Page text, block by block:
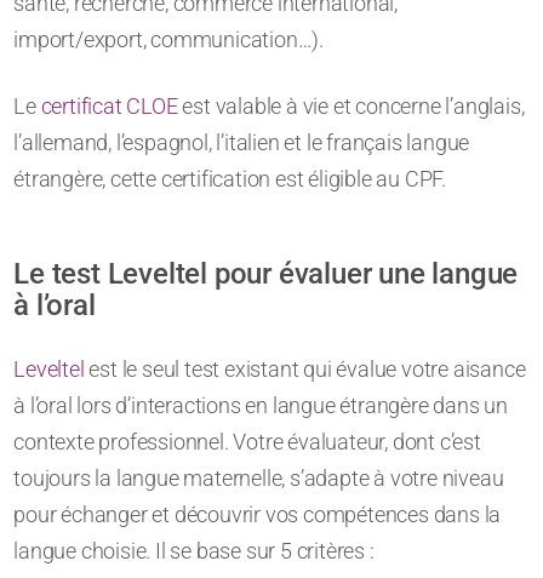
import/export, communication…).
Lecertificat CLOEest valable à vie et concerne l’anglais,
l’allemand, l’espagnol, l’italien et le français langue
étrangère, cette certification est éligible au CPF.
Le test Leveltel pour évaluer une langue
à l’oral
Leveltel est le seul test existant qui évalue votre aisance
à l’oral lors d’interactions en langue étrangère dans un
contexte professionnel. Votre évaluateur, dont c’est
toujours la langue maternelle, s’adapte à votre niveau
pour échanger et découvrir vos compétences dans la
langue choisie. Il se base sur 5 critères :